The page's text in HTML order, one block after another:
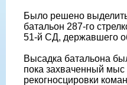
Было решено
батальон 287-го
51-й СД, державшего
Высадка батальона
пока захваченный мыс
рекогносцировки